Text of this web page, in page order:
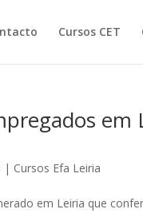
Cursos CET
em
| Cursos Efa Leiria
em Leiria que